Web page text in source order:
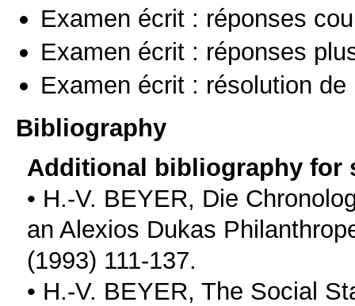
Examen écrit : réponses
Examen écrit : réponses
Examen écrit : résolution de
Bibliography
Additional bibliography for
• Η.-V. BEYER, Die
an Alexios Dukas
(1993) 111-137.
• H.-V. BEYER, The Social